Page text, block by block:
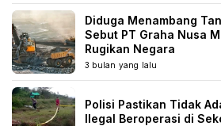
Diduga Menambang
Sebut PT Graha Nusa
Rugikan Negara
3 bulan yang lalu
Polisi Pastikan Tidak
Ilegal Beroperasi di